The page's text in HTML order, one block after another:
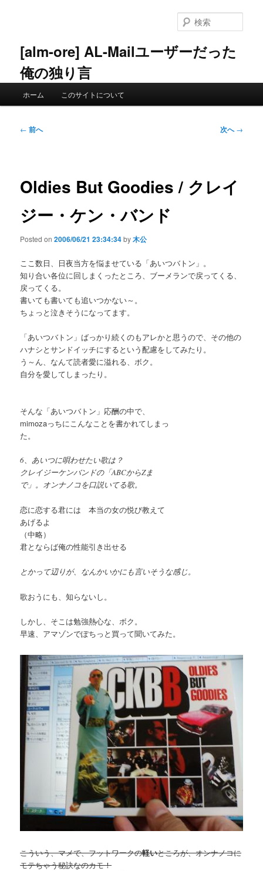
ン
へ
[alm-ore] AL-Mailユーザーだった
俺の独り言
索
ホーム このサイトについて
投
ー
ョ
ン
← 前へ 次へ→
Oldies But Goodies / クレイ
ジー・ケン・バンド
Posted on2006/06/21 23:34:34by木公
ここ数日、日夜当方を悩ませている「あいつバトン」。
知り合い各位に回しまくったところ、ブーメランで戻ってくる、
戻ってくる。
書いても書いても追いつかない～。
ちょっと泣きそうになってます。
「あいつバトン」ばっかり続くのもアレかと思うので、その他の
ハナシとサンドイッチにするという配慮をしてみたり。
う～ん、なんて読者愛に溢れる、ボク。
自分を愛してしまったり。
そんな「あいつバトン」応酬の中で、
mimozaっちにこんなことを書かれてしまっ
た。
6、あいつに唄わせたい歌は？
クレイジーケンバンドの「ABCからZま
で」。オンナノコを口説いてる歌。
恋に恋する君には 本当の女の悦び教えて
あげるよ
（中略）
君とならば俺の性能引き出せる
とかって辺りが、なんかいかにも言いそうな感じ。
歌おうにも、知らないし。
しかし、そこは勉強熱心な、ボク。
早速、アマゾンでぽちっと買って聞いてみた。
こういう、マメで、フットワークの軽いところが、オンナノコに
モテちゃう秘訣なのカモ！